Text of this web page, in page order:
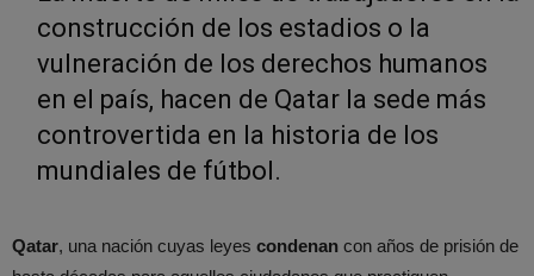
construcción de los estadios o la
vulneración de los derechos humanos
en el país, hacen de Qatar la sede más
controvertida en la historia de los
mundiales de fútbol.
Qatar, una nación cuyas leyes condenan con años de prisión de